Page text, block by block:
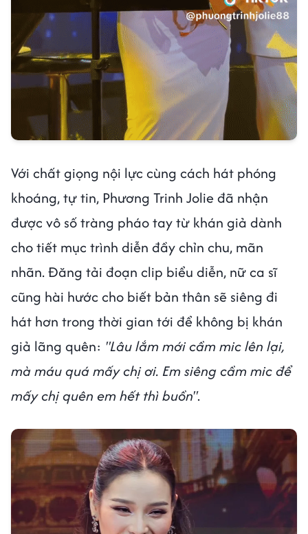
Với chất giọng nội lực cùng cách hát phóng
khoáng, tự tin, Phương Trinh Jolie đã nhận
được vô số tràng pháo tay từ khán giả dành
cho tiết mục trình diễn đầy chỉn chu, mãn
nhãn. Đăng tải đoạn clip biểu diễn, nữ ca sĩ
cũng hài hước cho biết bản thân sẽ siêng đi
hát hơn trong thời gian tới để không bị khán
giả lãng quên: "Lâu lắm mới cầm mic lên lại,
mà máu quá mấy chị ơi. Em siêng cầm mic để
mấy chị quên em hết thì buồn".